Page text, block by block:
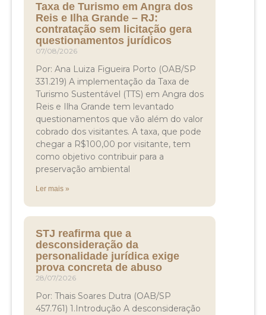
Taxa de Turismo em Angra dos
Reis e Ilha Grande – RJ:
contratação sem licitação gera
questionamentos jurídicos
07/08/2026
Por: Ana Luiza Figueira Porto (OAB/SP
331.219) A implementação da Taxa de
Turismo Sustentável (TTS) em Angra dos
Reis e Ilha Grande tem levantado
questionamentos que vão além do valor
cobrado dos visitantes. A taxa, que pode
chegar a R$100,00 por visitante, tem
como objetivo contribuir para a
preservação ambiental
Ler mais »
STJ reafirma que a
desconsideração da
personalidade jurídica exige
prova concreta de abuso
28/07/2026
Por: Thais Soares Dutra (OAB/SP
457.761) 1.Introdução A desconsideração